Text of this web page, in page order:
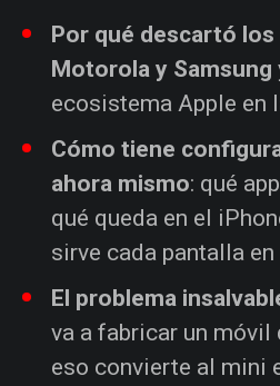
Por qué descartó los
Motorola y Samsung
ecosistema Apple en
Cómo tiene
ahora mismo: qué
qué queda en el
sirve cada pantalla en
El problema
va a fabricar un móvil
eso convierte al mini